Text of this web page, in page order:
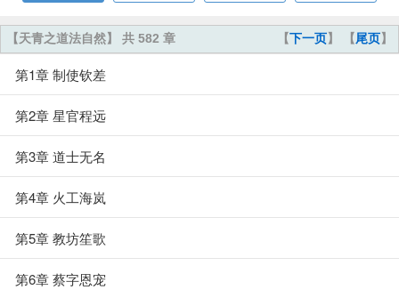
【下一页】 【尾页】
【天青之道法自然】 共 582 章
第1章 制使钦差
第2章 星官程远
第3章 道士无名
第4章 火工海岚
第5章 教坊笙歌
第6章 蔡字恩宠